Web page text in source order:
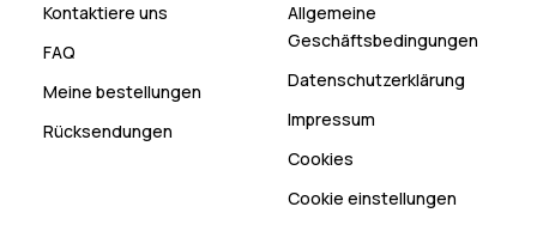
Kontaktiere uns
FAQ
Meine bestellungen
Rücksendungen
Allgemeine
Geschäftsbedingungen
Datenschutzerklärung
Impressum
Cookies
Cookie einstellungen